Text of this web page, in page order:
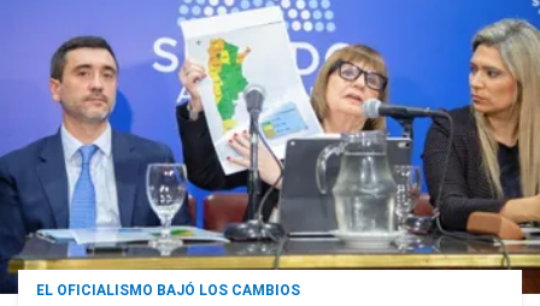
EL OFICIALISMO BAJÓ LOS CAMBIOS